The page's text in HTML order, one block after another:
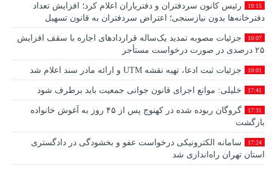
10:15
رئیس کانون سردفتران و دفتریاران اعلام کرد؛ افزایش تعداد
دفترخانه‌ها بدون نیازسنجی؛ اعتراض سردفتران به قانون تسهیل
10:07
جزئیات مصوبه تمدید یک‌ساله قرارداد‌های اجاره با سقف افزایش
۲۵ درصدی در صورت درخواست مستأجر
10:01 جزئیات ثبت ادعا، تهیه نقشه UTM و ارائه مادر سند اعلام شد
17:41 خلیلی: موانع اجرای قانون جوانی جمعیت باید برطرف شود
17:31
گروگان ربوده‌ شده در کهنوج پس از ۴۵ روز به آغوش خانواده
بازگشت
17:24
سامانه الکترونیکی درخواست عفو و بخشودگی در دادگستری
استان تهران راه‌اندازی شد